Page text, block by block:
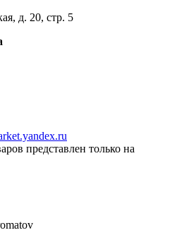
д. 20, стр. 5
представлен только на